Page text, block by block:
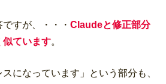
すが、・・・ Claudeと修正部分
似ています。
になっています」という部分も、